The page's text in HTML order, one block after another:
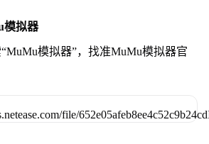
模拟器
模拟器”，找准MuMu模拟器官